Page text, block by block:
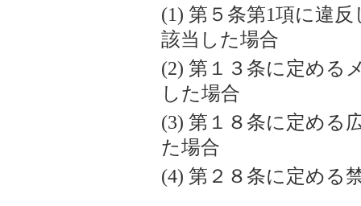
第５条第1項に違
該当した場合
第１３条に定める
した場合
第１８条に定める
た場合
第２８条に定める